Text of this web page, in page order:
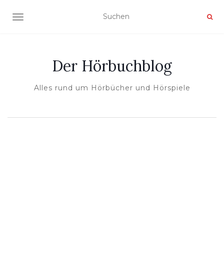
NAVIGATION UMSCHALTEN
Der Hörbuchblog
Alles rund um Hörbücher und Hörspiele